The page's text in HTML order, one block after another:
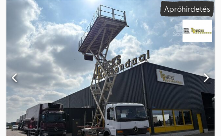
Apróhirdetés